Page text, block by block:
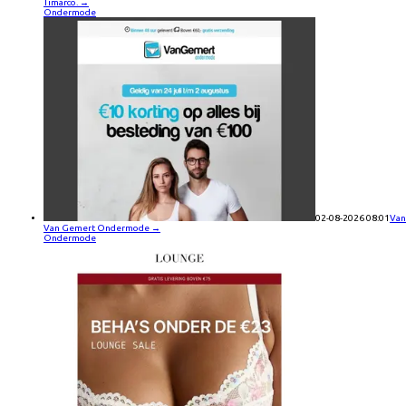
Timarco.
→
Ondermode
02-08-2026 08:01
Van Gemert Ondermode →
Ondermode